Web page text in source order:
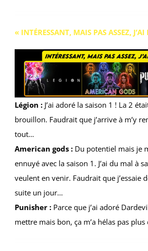
« INTÉRESSANT, MAIS PAS ASSEZ, J’AI
Légion :J’ai adoré la saison 1 ! La 2
brouillon. Faudrait que j’arrive à m’y
tout…
American gods :Du potentiel mais je
ennuyé avec la saison 1. J’ai du mal à
veulent en venir. Faudrait que j’essaie
suite un jour…
Punisher :Parce que j’ai adoré
mettre mais bon, ça m’a hélas pas plus